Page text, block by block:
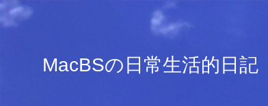
MacBSの日常生活的日記